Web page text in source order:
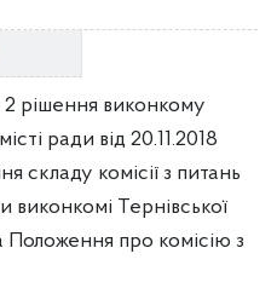
рішення виконкому
ради від 20.11.2018
комісії з питань
Тернівської
Положення про комісію з